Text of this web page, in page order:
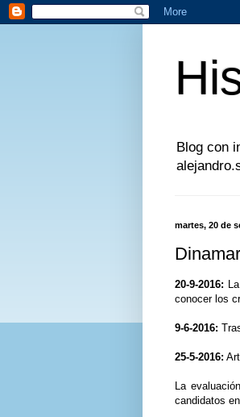
Blog con
martes, 20 de
20-9-2016:
conocer los
9-6-2016:
25-5-2016:
La
candidatos